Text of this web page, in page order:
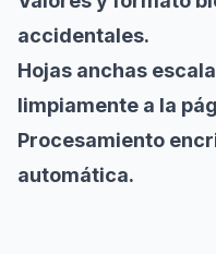
accidentales.
Hojas anchas
limpiamente a la
Procesamiento
automática.